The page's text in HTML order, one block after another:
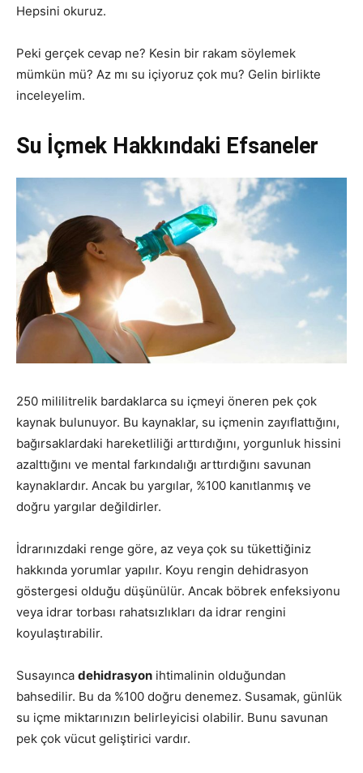
Hepsini okuruz.
Peki gerçek cevap ne? Kesin bir rakam söylemek
mümkün mü? Az mı su içiyoruz çok mu? Gelin birlikte
inceleyelim.
Su İçmek Hakkındaki Efsaneler
250 mililitrelik bardaklarca su içmeyi öneren pek çok
kaynak bulunuyor. Bu kaynaklar, su içmenin zayıflattığını,
bağırsaklardaki hareketliliği arttırdığını, yorgunluk hissini
azalttığını ve mental farkındalığı arttırdığını savunan
kaynaklardır. Ancak bu yargılar, %100 kanıtlanmış ve
doğru yargılar değildirler.
İdrarınızdaki renge göre, az veya çok su tükettiğiniz
hakkında yorumlar yapılır. Koyu rengin dehidrasyon
göstergesi olduğu düşünülür. Ancak böbrek enfeksiyonu
veya idrar torbası rahatsızlıkları da idrar rengini
koyulaştırabilir.
Susayınca dehidrasyon ihtimalinin olduğundan
bahsedilir. Bu da %100 doğru denemez. Susamak, günlük
su içme miktarınızın belirleyicisi olabilir. Bunu savunan
pek çok vücut geliştirici vardır.